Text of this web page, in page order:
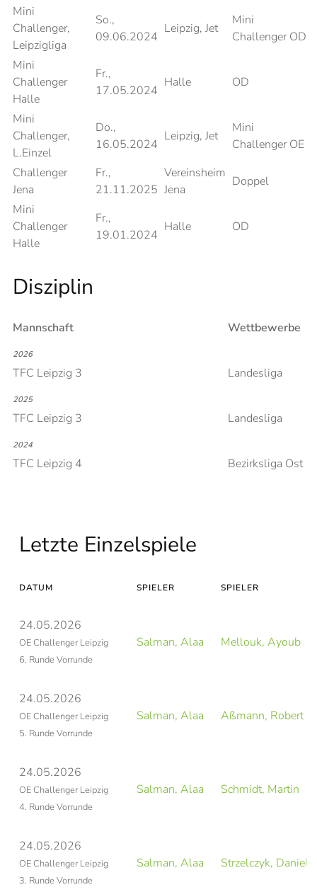
Mini
Challenger,
Leipzigliga
So.,
09.06.2024
Leipzig, Jet
Mini
Challenger OD
Mini
Challenger
Halle
Fr.,
17.05.2024
Halle OD
Mini
Challenger,
L.Einzel
Do.,
16.05.2024
Leipzig, Jet
Mini
Challenger OE
Challenger
Jena
Fr.,
21.11.2025
Vereinsheim
Jena
Doppel
Mini
Challenger
Halle
Fr.,
19.01.2024
Halle OD
Disziplin
Mannschaft Wettbewerbe
2026
TFC Leipzig 3 Landesliga
2025
TFC Leipzig 3 Landesliga
2024
TFC Leipzig 4 Bezirksliga Ost
Letzte Einzelspiele
DATUM SPIELER SPIELER
24.05.2026
OE Challenger Leipzig
6. Runde Vorrunde
Salman, Alaa Mellouk, Ayoub
24.05.2026
OE Challenger Leipzig
5. Runde Vorrunde
Salman, Alaa Aßmann, Robert
24.05.2026
OE Challenger Leipzig
4. Runde Vorrunde
Salman, Alaa Schmidt, Martin
24.05.2026
OE Challenger Leipzig
3. Runde Vorrunde
Salman, Alaa Strzelczyk, Daniel